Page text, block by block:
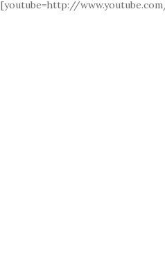
[youtube=http://